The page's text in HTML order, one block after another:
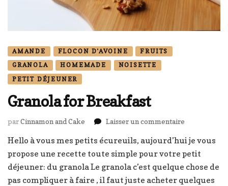
AMANDE FLOCON D'AVOINE
FRUITS
GRANOLA
HOMEMADE
NOISETTE
PETIT DÉJEUNER
Granola for Breakfast
parCinnamon and Cake Laisser un commentaire
for
Breakfast
Hello à vous mes petits écureuils, aujourd’hui je vous
propose une recette toute simple pour votre petit
déjeuner: du granola Le granola c’est quelque chose de
pas compliquer à faire , il faut juste acheter quelques